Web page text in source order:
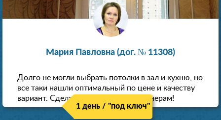
Мария Павловна (дог. № 11308)
Долго не могли выбрать потолки в зал и кухню, но
все таки нашли оптимальный по цене и качеству
вариант. Сделали скидку как пенсионерам!
1 день / "под ключ"